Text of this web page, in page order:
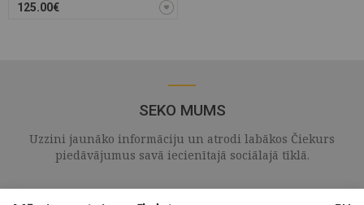
125.00€
SEKO MUMS
Uzzini jaunāko informāciju un atrodi labākos Čiekurs
piedāvājumus savā iecienītajā sociālajā tīklā.